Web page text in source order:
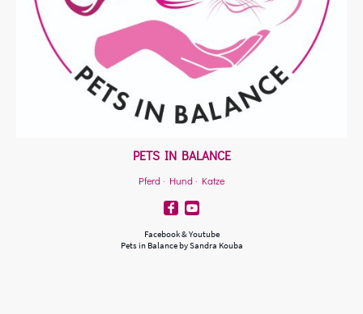
PETS IN BALANCE
Pferd · Hund · Katze
Facebook & Youtube
Pets in Balance by Sandra Kouba